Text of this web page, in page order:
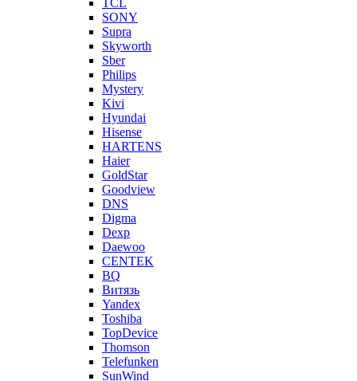
TCL
SONY
Supra
Skyworth
Sber
Philips
Mystery
Kivi
Hyundai
Hisense
HARTENS
Haier
GoldStar
Goodview
DNS
Digma
Dexp
Daewoo
CENTEK
BQ
Витязь
Yandex
Toshiba
TopDevice
Thomson
Telefunken
SunWind